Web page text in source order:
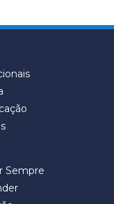
Sempre